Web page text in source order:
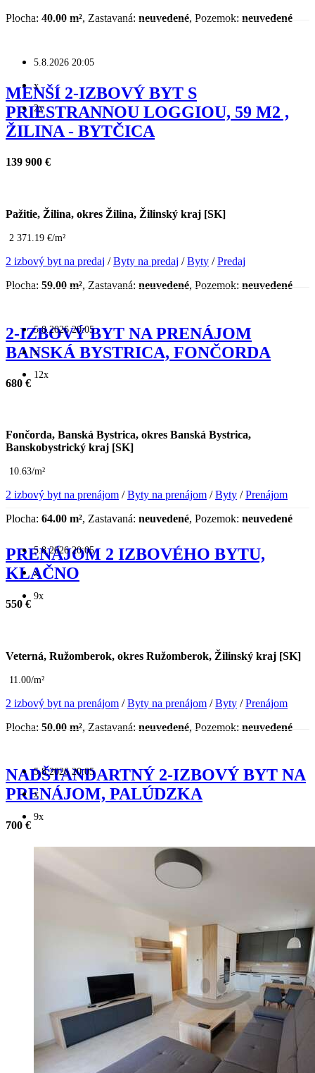
Plocha: 40.00 m², Zastavaná: neuvedené, Pozemok: neuvedené
5.8.2026 20:05
x
2x
MENŠÍ 2-IZBOVÝ BYT S
PRIESTRANNOU LOGGIOU, 59 M2 ,
ŽILINA - BYTČICA
139 900 €
Pažitie, Žilina, okres Žilina, Žilinský kraj [SK]
2 371.19 €/m²
2 izbový byt na predaj /Byty na predaj /Byty /Predaj
Plocha: 59.00 m², Zastavaná: neuvedené, Pozemok: neuvedené
5.8.2026 20:05
x
12x
2-IZBOVÝ BYT NA PRENÁJOM
BANSKÁ BYSTRICA, FONČORDA
680 €
Fončorda, Banská Bystrica, okres Banská Bystrica,
Banskobystrický kraj [SK]
10.63/m²
2 izbový byt na prenájom /Byty na prenájom /Byty /Prenájom
Plocha: 64.00 m², Zastavaná: neuvedené, Pozemok: neuvedené
5.8.2026 20:05
x
9x
PRENÁJOM 2 IZBOVÉHO BYTU,
KLAČNO
550 €
Veterná, Ružomberok, okres Ružomberok, Žilinský kraj [SK]
11.00/m²
2 izbový byt na prenájom /Byty na prenájom /Byty /Prenájom
Plocha: 50.00 m², Zastavaná: neuvedené, Pozemok: neuvedené
5.8.2026 20:05
x
9x
NADŠTANDARTNÝ 2-IZBOVÝ BYT NA
PRENÁJOM, PALÚDZKA
700 €